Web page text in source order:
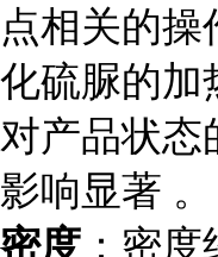
点相关的操
化硫脲的加
对产品状态
影响显著 。
密度 ：密